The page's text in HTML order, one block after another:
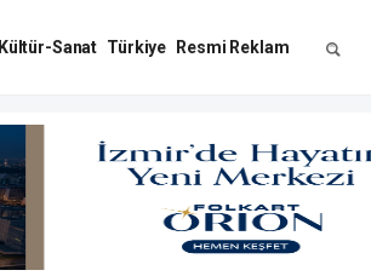
Kültür-Sanat Türkiye Resmi Reklam